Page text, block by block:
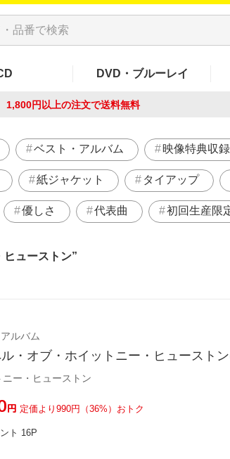
DVD・ブルーレイ
1,800円以上の注文で送料無料
ベスト・アルバム 映像特典収録
紙ジャケット タイアップ
優しさ 代表曲 初回生産限
ヒューストン
アルバム
・オブ・ホイットニー・ヒュースト
ニー・ヒューストン
円 定価より990円（36%）おトク
ト 16P